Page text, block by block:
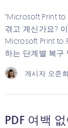
"Microsoft Print to
겪고 계신가요?
Microsoft Print to
하는 단계별 복구
게시자 오준희
PDF 여백